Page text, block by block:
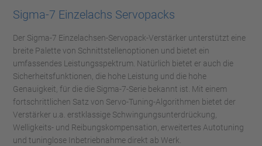
Sigma-7 Einzelachs Servopacks
Der Sigma-7 Einzelachsen-Servopack-Verstärker unterstützt eine
breite Palette von Schnittstellenoptionen und bietet ein
umfassendes Leistungsspektrum. Natürlich bietet er auch die
Sicherheitsfunktionen, die hohe Leistung und die hohe
Genauigkeit, für die die Sigma-7-Serie bekannt ist. Mit einem
fortschrittlichen Satz von Servo-Tuning-Algorithmen bietet der
Verstärker u.a. erstklassige Schwingungsunterdrückung,
Welligkeits- und Reibungskompensation, erweitertes Autotuning
und tuninglose Inbetriebnahme direkt ab Werk.